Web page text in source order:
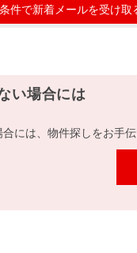
件で新着メールを受け取
い場合には
には、物件探しをお手